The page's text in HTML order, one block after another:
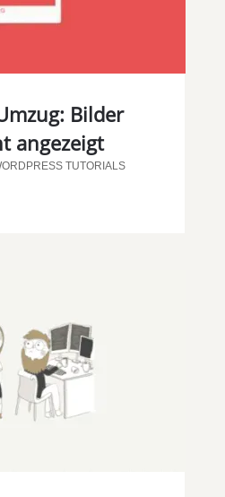
Bilder
angezeigt
TUTORIALS